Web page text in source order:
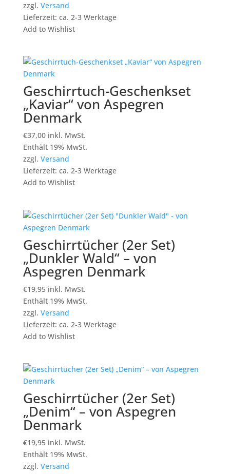
zzgl. Versand
Lieferzeit: ca. 2-3 Werktage
Add to Wishlist
Geschirrtuch-Geschenkset
„Kaviar“ von Aspegren
Denmark
€37,00 inkl. MwSt.
Enthält 19% MwSt.
zzgl. Versand
Lieferzeit: ca. 2-3 Werktage
Add to Wishlist
Geschirrtücher (2er Set)
„Dunkler Wald“ – von
Aspegren Denmark
€19,95 inkl. MwSt.
Enthält 19% MwSt.
zzgl. Versand
Lieferzeit: ca. 2-3 Werktage
Add to Wishlist
Geschirrtücher (2er Set)
„Denim“ – von Aspegren
Denmark
€19,95 inkl. MwSt.
Enthält 19% MwSt.
zzgl. Versand